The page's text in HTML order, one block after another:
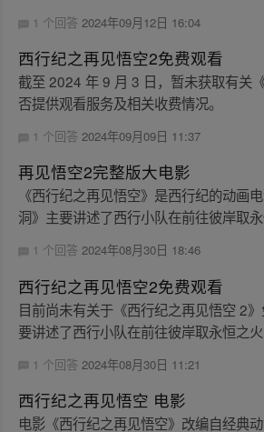
1 个回答2024年09月12日 16:04
西行纪之再见悟空2免费观看
截至 2024 年 9 月 3 日，暂未获取有关
否提供观看服务及相关收费情况。
1 个回答2024年09月09日 11:37
再见悟空2完整版大电影
《西行纪之再见悟空》是西行纪的动画
洞》主要讲述了西行小队在前往彼岸取
1 个回答2024年08月30日 18:46
西行纪之再见悟空2免费观看
目前尚未有关于《西行纪之再见悟空 2
要讲述了西行小队在前往彼岸取永恒之
1 个回答 2024年08月30日 11:21
西行纪之再见悟空 电影
电影《西行纪之再见悟空》改编自经典